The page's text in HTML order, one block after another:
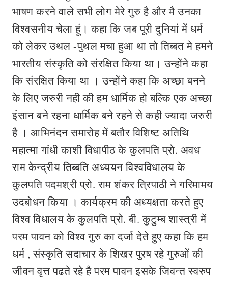
भाषण करने वाले सभी लोग मेरे गुरु है और मै उनका
विश्वसनीय चेला हूं। कहा कि जब पूरी दुनियां में धर्म
को लेकर उथल -पुथल मचा हुआ था तो तिब्बत मे हमने
भारतीय संस्कृति को संरक्षित किया था। उन्होंने कहा
कि संरक्षित किया था । उन्होंने कहा कि अच्छा बनने
के लिए जरुरी नही की हम धार्मिक हो बल्कि एक अच्छा
इंसान बने रहना धार्मिक बने रहने से कही ज्यादा जरुरी
है । आभिनंदन समारोह में बतौर विशिष्ट अतिथि
महात्मा गांधी काशी विधापीठ के कुलपति प्रो. अवध
राम केन्द्रीय तिब्बति अध्ययन विश्वविधालय के
कुलपति पदमश्री प्रो. राम शंकर त्रिपाठी ने गरिमामय
उदबोधन किया । कार्यक्रम की अध्यक्षता करते हुए
विश्व विधालय के कुलपति प्रो. बी. कुटुम्ब शास्त्री में
परम पावन को विश्व गुरु का दर्जा देते हुए कहा कि हम
धर्म , संस्कृति सदाचार के शिखर पुरष रहे गुरुओं की
जीवन वृत्त पढते रहे है परम पावन इसके जिवन्त स्वरुप